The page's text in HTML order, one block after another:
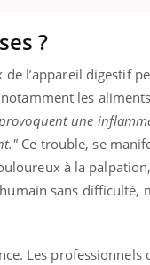
?
l’appareil digestif
les
une
Ce trouble, se
à la
sans difficulté,
Les professionnels
Youtube
Insuline & Charge
osait en parler??
En 2026, l'insuline
reste entourée d'idées